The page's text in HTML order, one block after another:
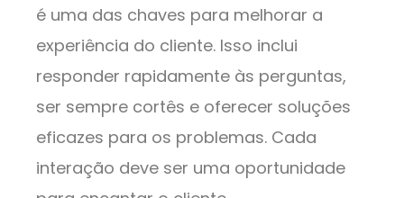
é uma das chaves para melhorar a
experiência do cliente. Isso inclui
responder rapidamente às perguntas,
ser sempre cortês e oferecer soluções
eficazes para os problemas. Cada
interação deve ser uma oportunidade